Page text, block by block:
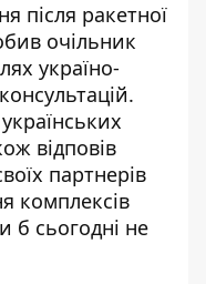
після ракетної
очільник
україно-
відповів
партнерів
комплексів
б сьогодні не